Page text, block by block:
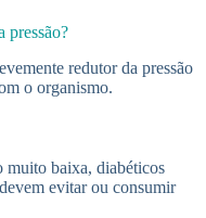
pressão?
redutor da pressão
o organismo.
muito baixa, diabéticos
evitar ou consumir